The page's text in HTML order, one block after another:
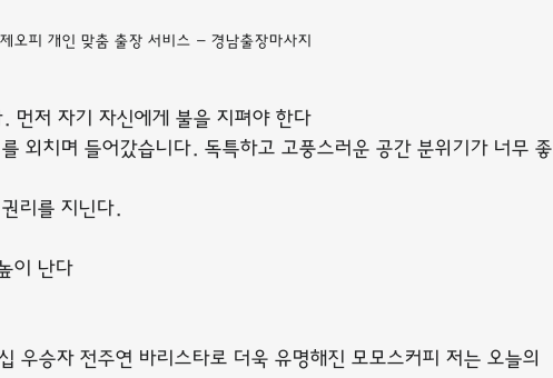
오피 개인 맞춤 출장 서비스 - 경남출장마사지
먼저 자기 자신에게 불을 지펴야 한다
외치며 들어갔습니다. 독특하고 고풍스러운 공간 분위기가 너무 좋
리를 지닌다.
이 난다
우승자 전주연 바리스타로 더욱 유명해진 모모스커피 저는 오늘의